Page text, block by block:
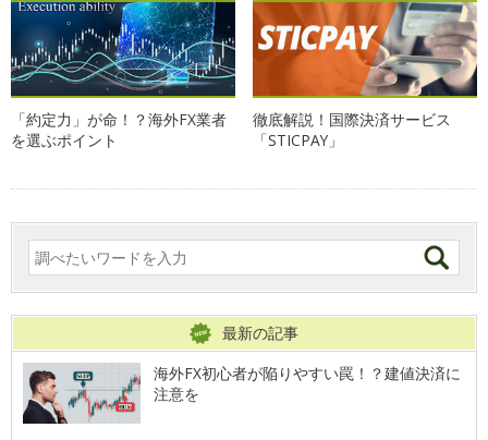
「約定力」が命！？海外FX業者
を選ぶポイント
徹底解説！国際決済サービス
「STICPAY」
最新の記事
海外FX初心者が陥りやすい罠！？建値決済に
注意を